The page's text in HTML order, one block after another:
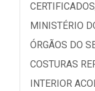
MINISTÉRIO
ÓRGÃOS DO
COSTURAS
INTERIOR